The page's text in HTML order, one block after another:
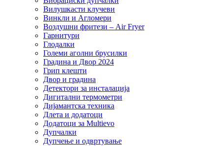
Вилушкасти клучеви
Винкли и Агломери
Воздушни фритези – Air Fryer
Гарнитури
Глодалки
Големи аголни брусилки
Градина и Двор 2024
Грип клешти
Двор и градина
Детектори за инсталација
Дигитални термометри
Дијамантска техника
Длета и додатоци
Додатоци за Multievo
Дупчалки
Дупчење и одвртување